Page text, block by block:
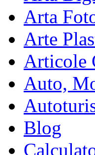
Arta
Arte
Articole
Auto,
Blog